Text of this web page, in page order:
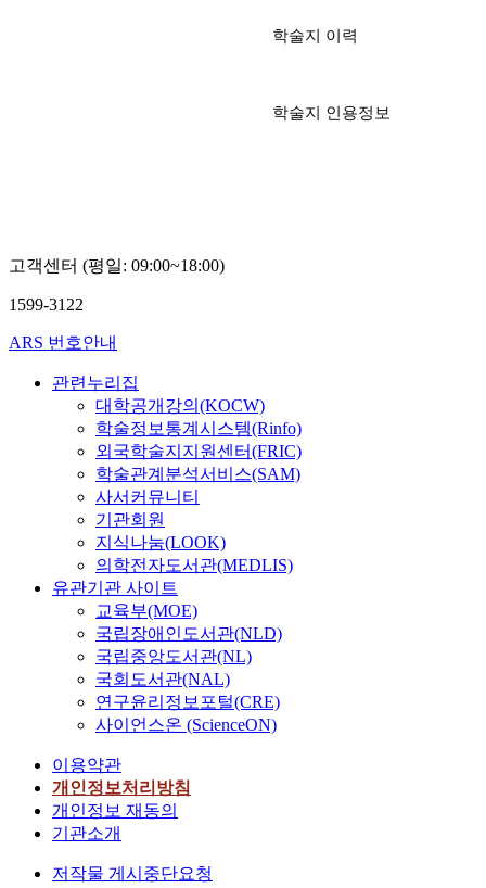
학술지 이력
학술지 인용정보
고객센터 (평일: 09:00~18:00)
1599-3122
ARS 번호안내
관련누리집
대학공개강의(KOCW)
학술정보통계시스템(Rinfo)
외국학술지지원센터(FRIC)
학술관계분석서비스(SAM)
사서커뮤니티
기관회원
지식나눔(LOOK)
의학전자도서관(MEDLIS)
유관기관 사이트
교육부(MOE)
국립장애인도서관(NLD)
국립중앙도서관(NL)
국회도서관(NAL)
연구윤리정보포털(CRE)
사이언스온 (ScienceON)
이용약관
개인정보처리방침
개인정보 재동의
기관소개
저작물 게시중단요청